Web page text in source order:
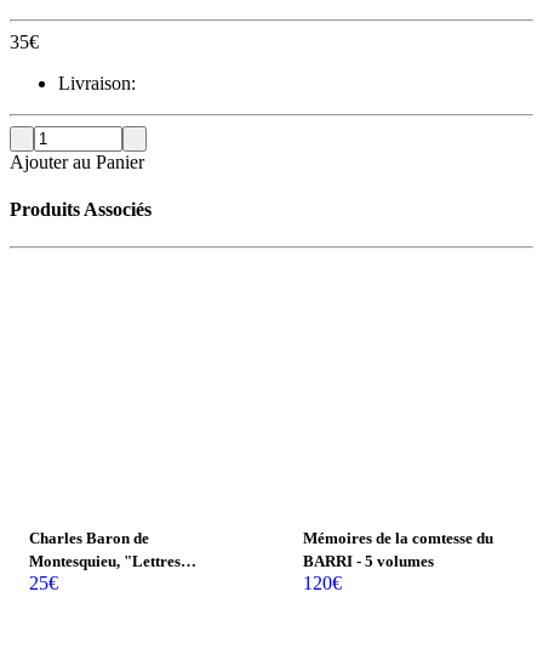
35€
Livraison:
Ajouter au Panier
Produits Associés
Charles Baron de
Montesquieu, "Lettres
Persanes"
25€
Mémoires de la comtesse du
BARRI - 5 volumes
120€